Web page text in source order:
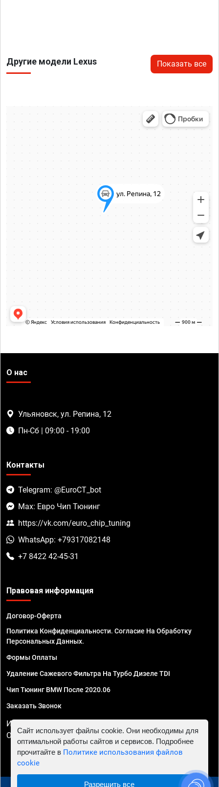
Другие модели Lexus Показать все
О нас
Ульяновск, ул. Репина, 12
Пн-Сб | 09:00 - 19:00
Контакты
Telegram: @EuroCT_bot
Max: Евро Чип Тюнинг
https://vk.com/euro_chip_tuning
WhatsApp: +79317082148
+7 8422 42-45-31
Правовая информация
Договор-Оферта
Политика Конфиденциальности. Согласие На Обработку
Персональных Данных.
Формы Оплаты
Удаление Сажевого Фильтра На Турбо Дизеле TDI
Чип Тюнинг BMW После 2020.06
Заказать Звонок
ИП Смирнов Георгий Павлович. ИНН 781302555843,
ОГРНИП 324470400032610
Сайт использует файлы cookie. Они необходимы для
оптимальной работы сайтов и сервисов. Подробнее
прочитайте в Политике использования файлов
cookie
Разрешить все